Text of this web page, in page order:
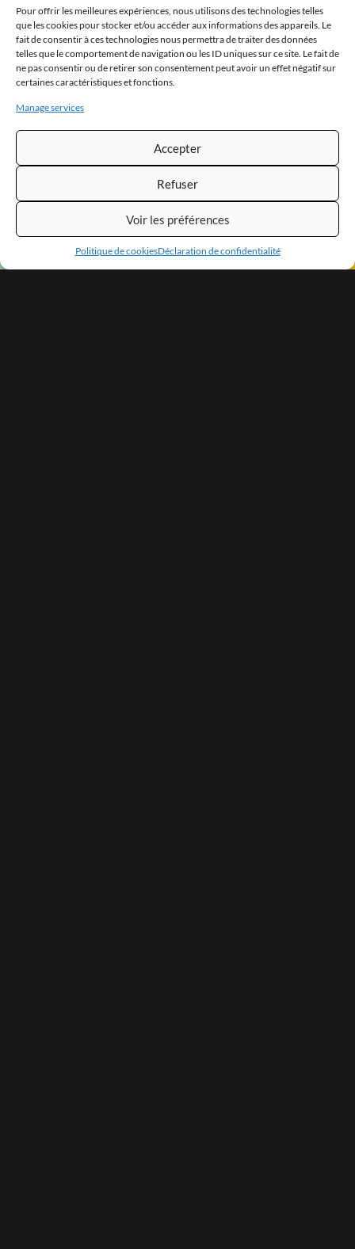
Pour offrir les meilleures expériences, nous utilisons des technologies telles
que les cookies pour stocker et/ou accéder aux informations des appareils. Le
fait de consentir à ces technologies nous permettra de traiter des données
telles que le comportement de navigation ou les ID uniques sur ce site. Le fait de
ne pas consentir ou de retirer son consentement peut avoir un effet négatif sur
certaines caractéristiques et fonctions.
Manage services
Accepter
Refuser
Voir les préférences
Politique de cookiesDéclaration de confidentialité
20 Rue Général Ely29200BREST
Mentions légales Politique de cookies
Déclaration de confidentialité